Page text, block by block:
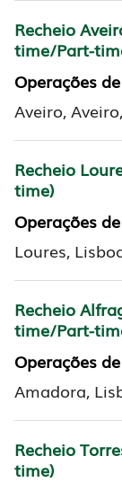
Recheio
time/Part-
Operações
Aveiro,
Recheio
time)
Operações
Loures,
Recheio
time/Part-
Operações
Amadora,
Recheio
time)